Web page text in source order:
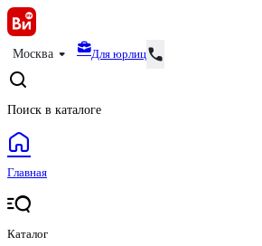
Москва Для юрлиц
Поиск в каталоге
Главная
Каталог